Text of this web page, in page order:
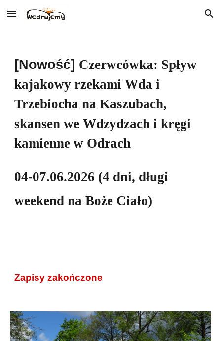
Skip to main content Skip to navigation
[Nowość] Czerwcówka: Spływ
kajakowy rzekami Wda i
Trzebiocha na Kaszubach,
skansen we Wdzydzach i kręgi
kamienne w Odrach
04-07.06.2026 (4 dni, długi
weekend na Boże Ciało)
Zapisy zakończone